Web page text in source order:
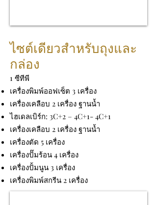
ไซต์เดียวสำหรับถุงและ
กล่อง
1 ซีทีพี
เครื่องพิมพ์ออฟเซ็ต 3 เครื่อง
เครื่องเคลือบ 2 เครื่อง ฐานน้ำ
ไฮเดลเบิร์ก: 3C+2 – 4C+1- 4C+1
เครื่องเคลือบ 2 เครื่อง ฐานน้ำ
เครื่องตัด 5 เครื่อง
เครื่องปั๊มร้อน 4 เครื่อง
เครื่องปั้มนูน 3 เครื่อง
เครื่องพิมพ์สกรีน 2 เครื่อง